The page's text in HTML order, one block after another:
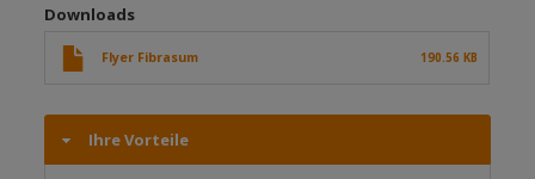
Downloads
Flyer Fibrasum 190.56 KB
Ihre Vorteile